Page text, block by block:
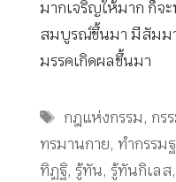
มากเจริญให้มาก ก็จ
สมบูรณ์ขึ้นมา มีสัมม
มรรคเกิดผลขึ้นมา
Tags
กฎแห่งกรรม, กร
ทรมานกาย, ทำกรรม
ทิฏฐิ, รู้ทัน, รู้ทันกิเลส,